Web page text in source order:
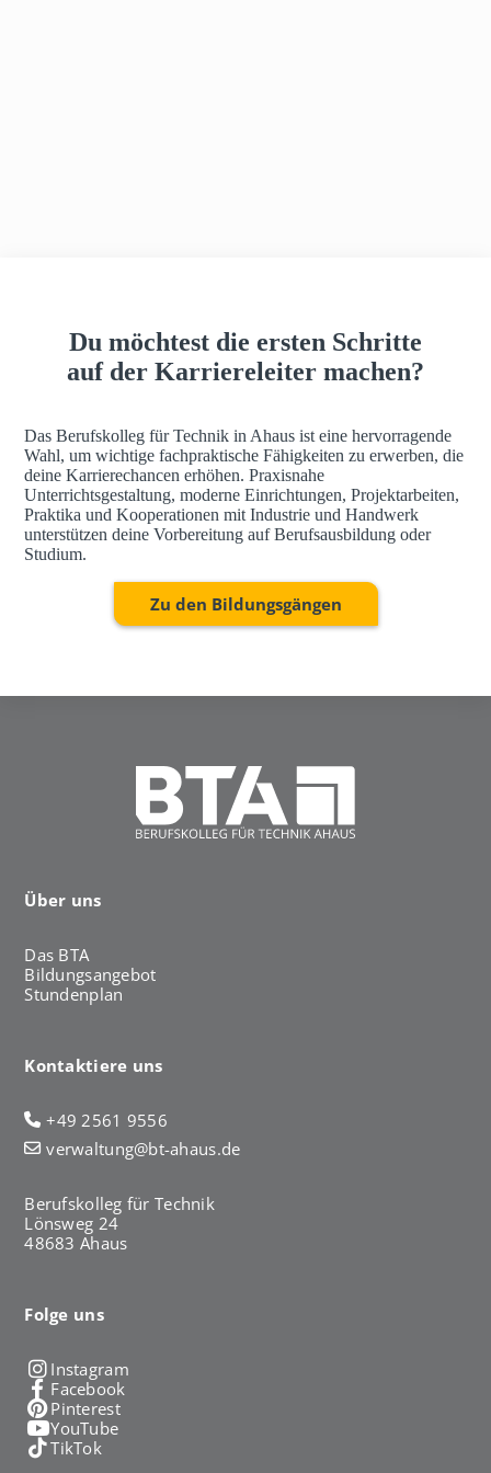
Du möchtest die ersten Schritte
auf der Karriereleiter machen?
Das Berufskolleg für Technik in Ahaus ist eine hervorragende
Wahl, um wichtige fachpraktische Fähigkeiten zu erwerben, die
deine Karrierechancen erhöhen. Praxisnahe
Unterrichtsgestaltung, moderne Einrichtungen, Projektarbeiten,
Praktika und Kooperationen mit Industrie und Handwerk
unterstützen deine Vorbereitung auf Berufsausbildung oder
Studium.
Zu den Bildungsgängen
Über uns
Das BTA
Bildungsangebot
Stundenplan
Kontaktiere uns
+49 2561 9556
verwaltung@bt-ahaus.de
Berufskolleg für Technik
Lönsweg 24
48683 Ahaus
Folge uns
Instagram
Facebook
Pinterest
YouTube
TikTok